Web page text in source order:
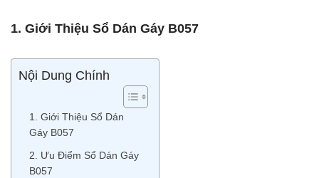
1. Giới Thiệu Sổ Dán Gáy B057
Nội Dung Chính
1. Giới Thiệu Sổ Dán
Gáy B057
2. Ưu Điểm Sổ Dán Gáy
B057